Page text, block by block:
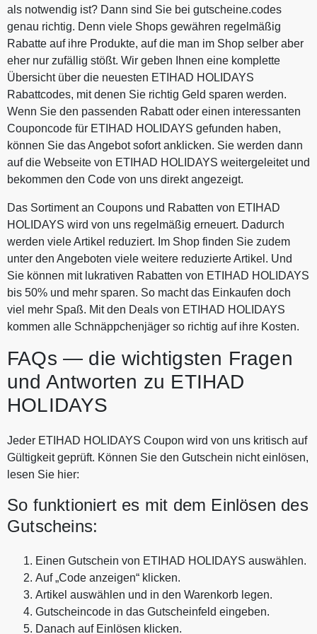
https://www.weg.de/gutschein/guts
cheinbedingungen. Weiterverkauf
und Vervielfältigung des
Gutscheins sind nicht gestattet.
Zuwiderhandlungen werden von
Comvel GmbH gerichtlich verfolgt.
Gutscheine, die nach
Weiterverkauf oder
Vervielfältigung von
Nichtberechtigten genutzt werden,
werden von der Gesellschaft im
Buchungsprozess nicht akzeptiert.
Keine Anwendung auf
Stornierungsgebühren. Bei
abgesagten Reisen besteht kein
Anspruch auf den Gutschein.
Gutscheinwertes geben Sie bitte,
innerhalb der nächsten 3 Monaten
nach Beendigung der Reise, Ihre
Kontodaten über folgendes
Formular ein:
https://www.weg.de/gutschein/einl
oesung. Die Auszahlung erfolgt
innerhalb von 14 Werktagen nach
der Übermittlung Ihrer Kontodaten.
Weitere Einlösebedingungen
finden Sie hier:
https://www.weg.de/gutschein/guts
und Vervielfältigung des
Gutscheins sind nicht gestattet.
Zuwiderhandlungen werden von
Comvel GmbH gerichtlich verfolgt.
Gutscheine, die nach
Weiterverkauf oder
Vervielfältigung von
Nichtberechtigten genutzt werden,
Buchungsprozess nicht akzeptiert.
Keine Anwendung auf
Stornierungsgebühren. Bei
als notwendig ist? Dann sind Sie bei gutscheine.codes
genau richtig. Denn viele Shops gewähren regelmäßig
Rabatte auf ihre Produkte, auf die man im Shop selber aber
eher nur zufällig stößt. Wir geben Ihnen eine komplette
Übersicht über die neuesten ETIHAD HOLIDAYS
Rabattcodes, mit denen Sie richtig Geld sparen werden.
Wenn Sie den passenden Rabatt oder einen interessanten
Couponcode für ETIHAD HOLIDAYS gefunden haben,
können Sie das Angebot sofort anklicken. Sie werden dann
auf die Webseite von ETIHAD HOLIDAYS weitergeleitet und
bekommen den Code von uns direkt angezeigt.
Das Sortiment an Coupons und Rabatten von ETIHAD
HOLIDAYS wird von uns regelmäßig erneuert. Dadurch
werden viele Artikel reduziert. Im Shop finden Sie zudem
unter den Angeboten viele weitere reduzierte Artikel. Und
Sie können mit lukrativen Rabatten von ETIHAD HOLIDAYS
bis 50% und mehr sparen. So macht das Einkaufen doch
viel mehr Spaß. Mit den Deals von ETIHAD HOLIDAYS
kommen alle Schnäppchenjäger so richtig auf ihre Kosten.
FAQs — die wichtigsten Fragen
und Antworten zu ETIHAD
HOLIDAYS
Jeder ETIHAD HOLIDAYS Coupon wird von uns kritisch auf
Gültigkeit geprüft. Können Sie den Gutschein nicht einlösen,
lesen Sie hier:
So funktioniert es mit dem Einlösen des
Gutscheins:
Einen Gutschein von ETIHAD HOLIDAYS auswählen.
Auf „Code anzeigen“ klicken.
Artikel auswählen und in den Warenkorb legen.
Gutscheincode in das Gutscheinfeld eingeben.
Danach auf Einlösen klicken.